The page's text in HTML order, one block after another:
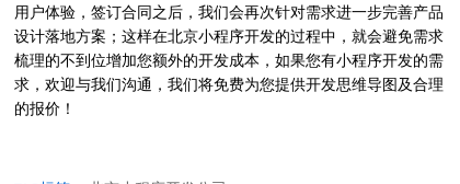
用户体验，签订合同之后，我们会再次针对需求进一步完善产品
设计落地方案；这样在北京小程序开发的过程中，就会避免需求
梳理的不到位增加您额外的开发成本，如果您有小程序开发的需
求，欢迎与我们沟通，我们将免费为您提供开发思维导图及合理
的报价！